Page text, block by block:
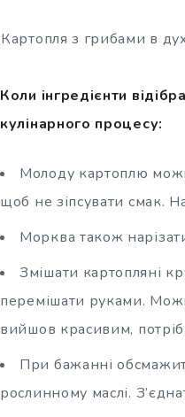
Картопля з грибами в
Коли інгредієнти
кулінарного процесу:
Молоду картоплю
щоб не зіпсувати смак.
Морква також
Змішати картопляні
перемішати руками.
вийшов красивим,
При бажанні
рослинному маслі.